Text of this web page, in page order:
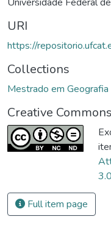
URI
https://
Collections
Mestrado em Geografia
Creative
Full item page